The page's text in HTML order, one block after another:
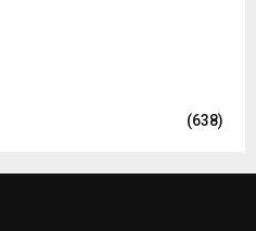
(638)